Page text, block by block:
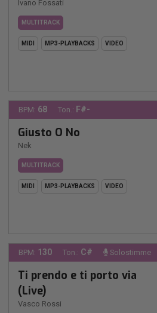
Ivano Fossati
MULTITRACK
MIDI MP3-PLAYBACKS VIDEO
BPM: 68 Ton.: F#-
Giusto O No
Nek
MULTITRACK
MIDI MP3-PLAYBACKS VIDEO
BPM: 130 Ton.: C# Solostimme
Ti prendo e ti porto via
(Live)
Vasco Rossi